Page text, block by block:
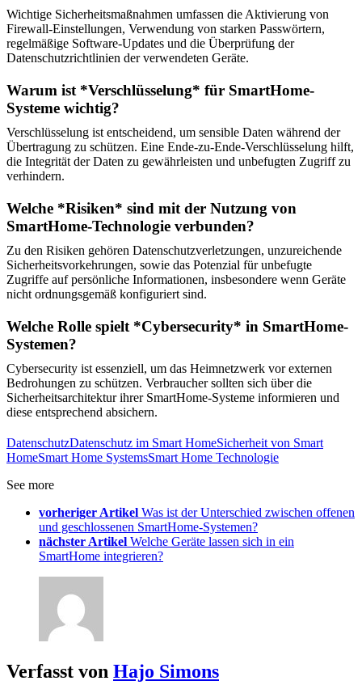
Wichtige Sicherheitsmaßnahmen umfassen die Aktivierung von
Firewall-Einstellungen, Verwendung von starken Passwörtern,
regelmäßige Software-Updates und die Überprüfung der
Datenschutzrichtlinien der verwendeten Geräte.
Warum ist *Verschlüsselung* für SmartHome-
Systeme wichtig?
Verschlüsselung ist entscheidend, um sensible Daten während der
Übertragung zu schützen. Eine Ende-zu-Ende-Verschlüsselung hilft,
die Integrität der Daten zu gewährleisten und unbefugten Zugriff zu
verhindern.
Welche *Risiken* sind mit der Nutzung von
SmartHome-Technologie verbunden?
Zu den Risiken gehören Datenschutzverletzungen, unzureichende
Sicherheitsvorkehrungen, sowie das Potenzial für unbefugte
Zugriffe auf persönliche Informationen, insbesondere wenn Geräte
nicht ordnungsgemäß konfiguriert sind.
Welche Rolle spielt *Cybersecurity* in SmartHome-
Systemen?
Cybersecurity ist essenziell, um das Heimnetzwerk vor externen
Bedrohungen zu schützen. Verbraucher sollten sich über die
Sicherheitsarchitektur ihrer SmartHome-Systeme informieren und
diese entsprechend absichern.
DatenschutzDatenschutz im Smart HomeSicherheit von Smart
HomeSmart Home SystemsSmart Home Technologie
See more
vorheriger Artikel Was ist der Unterschied zwischen offenen
und geschlossenen SmartHome-Systemen?
nächster Artikel Welche Geräte lassen sich in ein
SmartHome integrieren?
Verfasst von Hajo Simons